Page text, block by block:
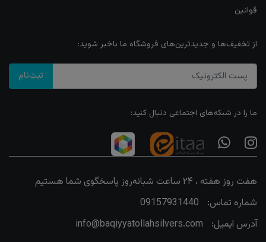
قوانین
از تخفیف‌ها و جدیدترین‌های فروشگاه ما باخبر شوید:
ثبت‌نام
ما را در شبکه‌های اجتماعی دنبال کنید:
هفت روز هفته ، ۲۴ ساعت شبانه‌روز پاسخگوی شما هستیم
شماره تماس:
09157931440
آدرس ایمیل:
info@baqiyyatollahsilvers.com